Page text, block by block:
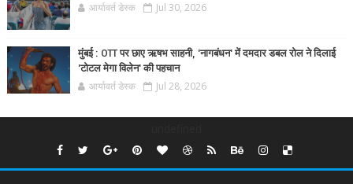
आर्यावर्त डेस्क Jul 30, 2026
मुंबई : OTT पर छाए ऋषभ साहनी, 'नागबंधन' में दमदार डबल रोल ने दिलाई
'टोटल मेगा विलेन' की पहचान
आर्यावर्त डेस्क Jul 28, 2026